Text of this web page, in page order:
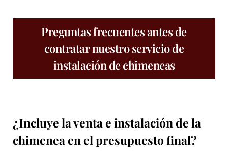
Preguntas frecuentes antes de
contratar nuestro servicio de
instalación de chimeneas
¿Incluye la venta e instalación de la
chimenea en el presupuesto final?